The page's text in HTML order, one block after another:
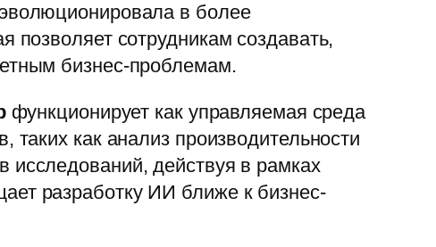
в более
позволяет сотрудникам создавать,
бизнес-проблемам.
функционирует как управляемая среда
как анализ производительности
исследований, действуя в рамках
разработку ИИ ближе к бизнес-